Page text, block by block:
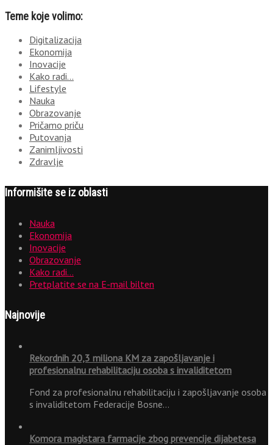
Teme koje volimo:
Digitalizacija
Ekonomija
Inovacije
Kako radi…
Lifestyle
Nauka
Obrazovanje
Pričamo priču
Putovanja
Zanimljivosti
Zdravlje
Informišite se iz oblasti
Nauka
Ekonomija
Inovacije
Obrazovanje
Kako radi…
Pretplatite se na E-mail bilten
Najnovije
Rekordnih 20,3 miliona KM za zapošljavanje i
profesionalnu rehabilitaciju osoba s invaliditetom
Fond za profesionalnu rehabilitaciju i zapošljavanje osoba
s invaliditetom Federacije Bosne…
Komora magistara farmacije zbog prevencije dijabetesa